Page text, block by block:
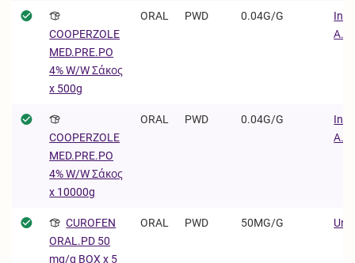
COOPERZOLE
MED.PRE.PO
4% W/W Σάκος
x 500g
ORAL PWD 0.04G/G
Α.Ε.
COOPERZOLE
MED.PRE.PO
4% W/W Σάκος
x 10000g
ORAL PWD 0.04G/G
Α.Ε.
CUROFEN
ORAL.PD 50
mg/g BOX x 5
ORAL PWD 50MG/G